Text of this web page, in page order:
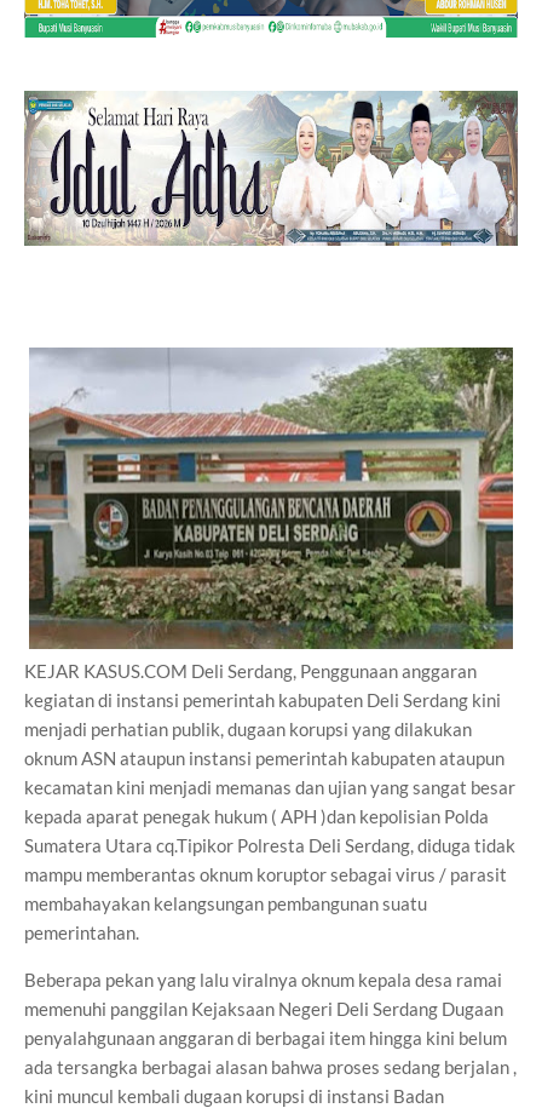
KEJAR KASUS.COM Deli Serdang, Penggunaan anggaran
kegiatan di instansi pemerintah kabupaten Deli Serdang kini
menjadi perhatian publik, dugaan korupsi yang dilakukan
oknum ASN ataupun instansi pemerintah kabupaten ataupun
kecamatan kini menjadi memanas dan ujian yang sangat besar
kepada aparat penegak hukum ( APH )dan kepolisian Polda
Sumatera Utara cq.Tipikor Polresta Deli Serdang, diduga tidak
mampu memberantas oknum koruptor sebagai virus / parasit
membahayakan kelangsungan pembangunan suatu
pemerintahan.
Beberapa pekan yang lalu viralnya oknum kepala desa ramai
memenuhi panggilan Kejaksaan Negeri Deli Serdang Dugaan
penyalahgunaan anggaran di berbagai item hingga kini belum
ada tersangka berbagai alasan bahwa proses sedang berjalan ,
kini muncul kembali dugaan korupsi di instansi Badan